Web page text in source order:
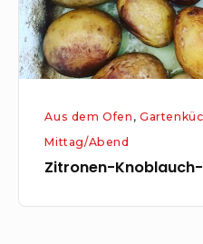
Aus dem Ofen ,
Mittag/Abend
Zitronen-